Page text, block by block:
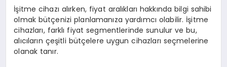
SPOR
İşitme cihazı alırken, fiyat aralıkları hakkında bilgi sahibi
olmak bütçenizi planlamanıza yardımcı olabilir. İşitme
cihazları, farklı fiyat segmentlerinde sunulur ve bu,
alıcıların çeşitli bütçelere uygun cihazları seçmelerine
olanak tanır.